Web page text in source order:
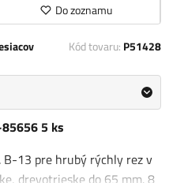
Do zoznamu
Kód tovaru: P51428
5 ks
B-13 pre hrubý rýchly rez v
drevotrieske do 65 mm. 8